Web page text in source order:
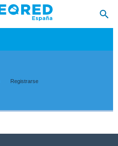
Registrarse